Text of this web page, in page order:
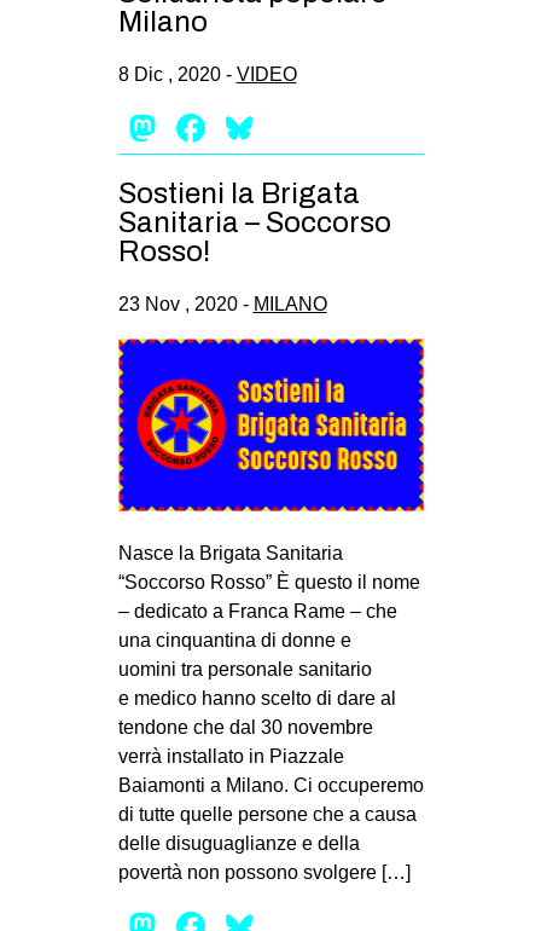
ARTE
CINEMA
MUSICA
INTERNAZIONALE
AFRICA
AMERICHE
ESTREMO ORIENTE
EUROPA
MEDIO ORIENTE
MONDO
EVENTI
in
Fb
tw
bsky
ms
Milano
8 Dic , 2020 - VIDEO
Mastodon
Facebook
Sostieni la Brigata
Sanitaria – Soccorso
Rosso!
23 Nov , 2020 - MILANO
Nasce la Brigata Sanitaria
“Soccorso Rosso” È questo il nome
– dedicato a Franca Rame – che
una cinquantina di donne e
uomini tra personale sanitario
e medico hanno scelto di dare al
tendone che dal 30 novembre
verrà installato in Piazzale
Baiamonti a Milano. Ci occuperemo
di tutte quelle persone che a causa
delle disuguaglianze e della
povertà non possono svolgere […]